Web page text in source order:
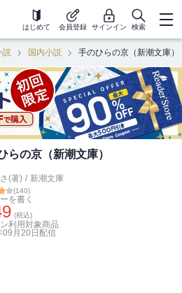
はじめて 会員登録 サインイン 検索
説 国内小説 手のひらの京（新潮文庫）
らの京（新潮文庫）
(著) / 新潮文庫
(140)
を書く
(税込)
利用対象商品
月20日 配信